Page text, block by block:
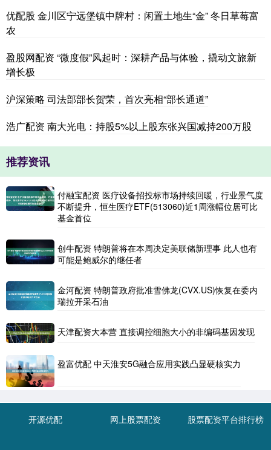
优配股 金川区宁远堡镇中牌村：闲置土地生“金” 冬日草莓富
农
盈股网配资 “微度假”风起时：深耕产品与体验，撬动文旅新
增长极
沪深策略 司法部部长贺荣，首次亮相“部长通道”
浩广配资 南大光电：持股5%以上股东张兴国减持200万股
推荐资讯
付融宝配资 医疗设备招投标市场持续回暖，行业景气度
不断提升，恒生医疗ETF(513060)近1周涨幅位居可比
基金首位
创牛配资 特朗普将在本周决定美联储新理事 此人也有
可能是鲍威尔的继任者
金河配资 特朗普政府批准雪佛龙(CVX.US)恢复在委内
瑞拉开采石油
天津配资大本营 直接调控细胞大小的非编码基因发现
盈富优配 中天淮安5G融合应用实践凸显硬核实力
开源优配 网上股票配资 股票配资平台排行榜